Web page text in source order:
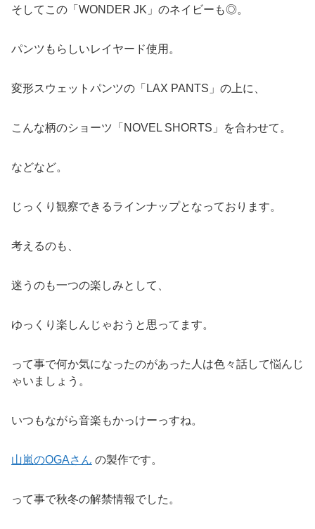
そしてこの「WONDER JK」のネイビーも◎。
パンツもらしいレイヤード使用。
変形スウェットパンツの「LAX PANTS」の上に、
こんな柄のショーツ「NOVEL SHORTS」を合わせて。
などなど。
じっくり観察できるラインナップとなっております。
考えるのも、
迷うのも一つの楽しみとして、
ゆっくり楽しんじゃおうと思ってます。
って事で何か気になったのがあった人は色々話して悩んじ
ゃいましょう。
いつもながら音楽もかっけーっすね。
山嵐のOGAさん の製作です。
って事で秋冬の解禁情報でした。